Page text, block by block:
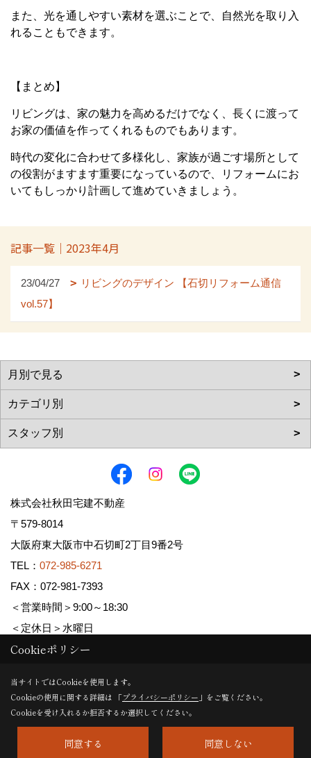
また、光を通しやすい素材を選ぶことで、自然光を取り入
れることもできます。
【まとめ】
リビングは、家の魅力を高めるだけでなく、長くに渡って
お家の価値を作ってくれるものでもあります。
時代の変化に合わせて多様化し、家族が過ごす場所として
の役割がますます重要になっているので、リフォームにお
いてもしっかり計画して進めていきましょう。
記事一覧｜2023年4月
23/04/27
リビングのデザイン 【石切リフォーム通信
vol.57】
株式会社秋田宅建不動産
〒579-8014
大阪府東大阪市中石切町2丁目9番2号
TEL： 072-985-6271
FAX：072-981-7393
＜営業時間＞9:00～18:30
＜定休日＞水曜日
Copyright (c) AKITA TAKKEN FUDOUSAN Co.,Ltd. All Rights Reserved.
Produced byゴデスクリエイト
Cookieポリシー
当サイトではCookieを使用します。
Cookieの使用に関する詳細は 「プライバシーポリシー 」をご覧ください。
Cookieを受け入れるか拒否するか選択してください。
同意する 同意しない